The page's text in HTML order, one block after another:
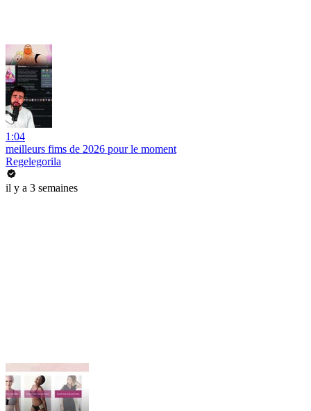
1:04
meilleurs fims de 2026 pour le moment
Regelegorila
il y a 3 semaines